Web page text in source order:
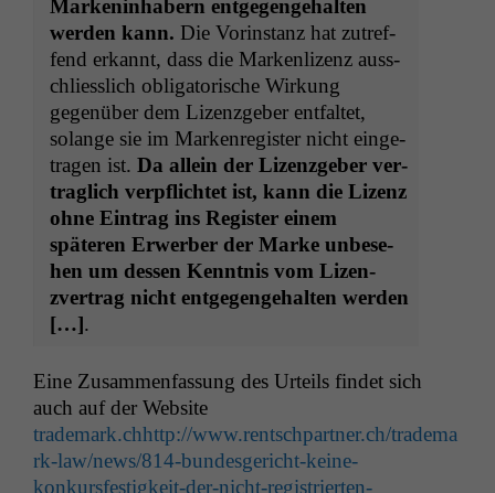
Marken­in­hab­ern ent­ge­genge­hal­ten
wer­den kann. Die Vorin­stanz hat zutr­e­f­
fend erkan­nt, dass die Marken­l­izenz auss­
chliesslich oblig­a­torische Wirkung
gegenüber dem Lizen­zge­ber ent­fal­tet,
solange sie im Marken­reg­is­ter nicht einge­
tra­gen ist. Da allein der Lizen­zge­ber ver­
traglich verpflichtet ist, kann die Lizenz
ohne Ein­trag ins Reg­is­ter einem
späteren Erwer­ber der Marke unbe­se­
hen um dessen Ken­nt­nis vom Lizen­
zver­trag nicht ent­ge­genge­hal­ten wer­den
[…].
Eine Zusam­men­fas­sung des Urteils find­et sich
auch auf der Web­site
trademark.chhttp://www.rentschpartner.ch/tradema
rk-law/news/814-bundesgericht-keine-
konkursfestigkeit-der-nicht-registrierten-